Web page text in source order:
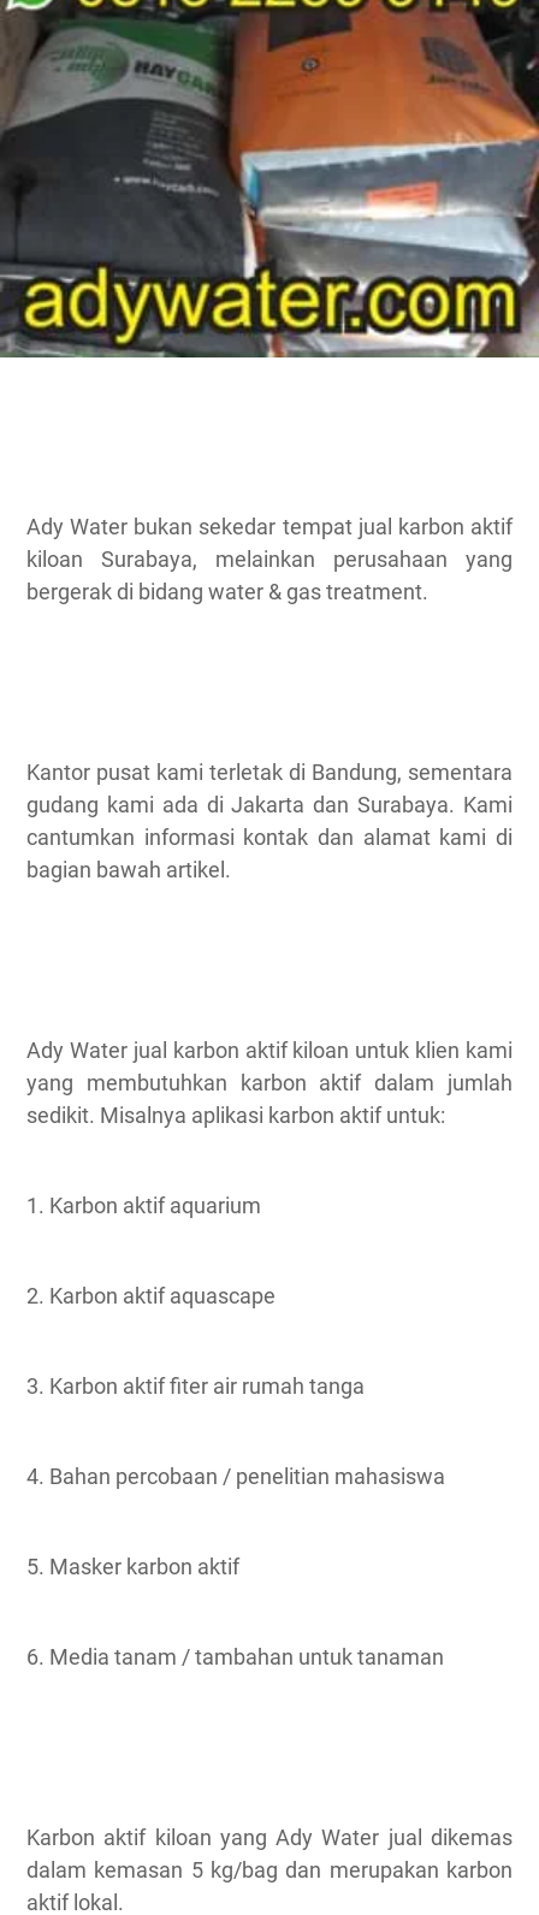
Ady Water bukan sekedar tempat jual karbon aktif
kiloan Surabaya, melainkan perusahaan yang
bergerak di bidang water & gas treatment.
Kantor pusat kami terletak di Bandung, sementara
gudang kami ada di Jakarta dan Surabaya. Kami
cantumkan informasi kontak dan alamat kami di
bagian bawah artikel.
Ady Water jual karbon aktif kiloan untuk klien kami
yang membutuhkan karbon aktif dalam jumlah
sedikit. Misalnya aplikasi karbon aktif untuk:
1. Karbon aktif aquarium
2. Karbon aktif aquascape
3. Karbon aktif fiter air rumah tanga
4. Bahan percobaan / penelitian mahasiswa
5. Masker karbon aktif
6. Media tanam / tambahan untuk tanaman
Karbon aktif kiloan yang Ady Water jual dikemas
dalam kemasan 5 kg/bag dan merupakan karbon
aktif lokal.